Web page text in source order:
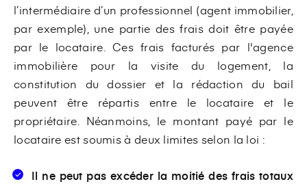
l’intermédiaire d’un professionnel (agent immobilier,
par exemple), une partie des frais doit être payée
par le locataire. Ces frais facturés par l'agence
immobilière pour la visite du logement, la
constitution du dossier et la rédaction du bail
peuvent être répartis entre le locataire et le
propriétaire. Néanmoins, le montant payé par le
locataire est soumis à deux limites selon la loi :
Il ne peut pas excéder la moitié des frais totaux